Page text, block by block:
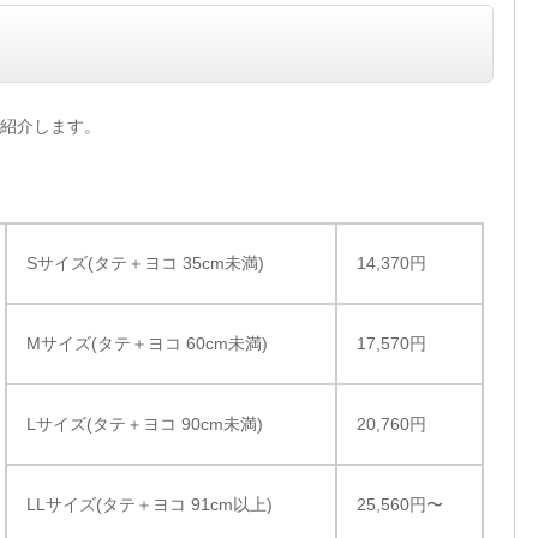
介します。
Sサイズ(タテ＋ヨコ 35cm未満) 14,370円
Mサイズ(タテ＋ヨコ 60cm未満) 17,570円
Lサイズ(タテ＋ヨコ 90cm未満) 20,760円
LLサイズ(タテ＋ヨコ 91cm以上) 25,560円〜